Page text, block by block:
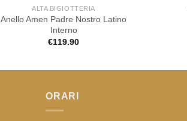
ALTA BIGIOTTERIA
Anello Amen Padre Nostro Latino
Interno
€119.90
ORARI